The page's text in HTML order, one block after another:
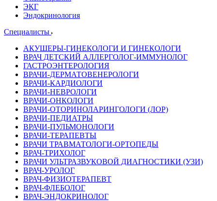
ЭКГ
Эндокринология
Специалисты
АКУШЕРЫ-ГИНЕКОЛОГИ И ГИНЕКОЛОГИ
ВРАЧ ДЕТСКИЙ АЛЛЕРГОЛОГ-ИММУНОЛОГ
ГАСТРОЭНТЕРОЛОГИЯ
ВРАЧИ-ДЕРМАТОВЕНЕРОЛОГИ
ВРАЧИ-КАРДИОЛОГИ
ВРАЧИ-НЕВРОЛОГИ
ВРАЧИ-ОНКОЛОГИ
ВРАЧИ-ОТОРИНОЛАРИНГОЛОГИ (ЛОР)
ВРАЧИ-ПЕДИАТРЫ
ВРАЧИ-ПУЛЬМОНОЛОГИ
ВРАЧИ-ТЕРАПЕВТЫ
ВРАЧИ ТРАВМАТОЛОГИ-ОРТОПЕДЫ
ВРАЧ-ТРИХОЛОГ
ВРАЧИ УЛЬТРАЗВУКОВОЙ ДИАГНОСТИКИ (УЗИ)
ВРАЧ-УРОЛОГ
ВРАЧ-ФИЗИОТЕРАПЕВТ
ВРАЧ-ФЛЕБОЛОГ
ВРАЧ-ЭНДОКРИНОЛОГ